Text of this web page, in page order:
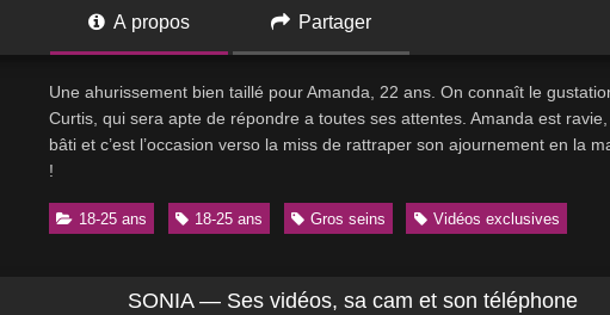
A propos Partager
Une ahurissement bien taillé pour Amanda, 22 ans. On connaît le
Curtis, qui sera apte de répondre a toutes ses attentes. Amanda est
bâti et c’est l’occasion verso la miss de rattraper son ajournement en la
!
18-25 ans 18-25 ans Gros seins Vidéos exclusives
SONIA — Ses vidéos, sa cam et son téléphone